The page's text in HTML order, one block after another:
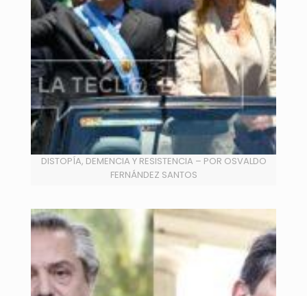
DISTOPÍA, DEMENCIA Y RESISTENCIA – POR OSVALDO
FERNÁNDEZ SANTOS